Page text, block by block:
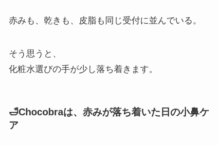
赤みも、乾きも、皮脂も同じ受付に並んでいる。
そう思うと、
化粧水選びの手が少し落ち着きます。
🛁Chocobraは、赤みが落ち着いた日の小鼻ケ
ア